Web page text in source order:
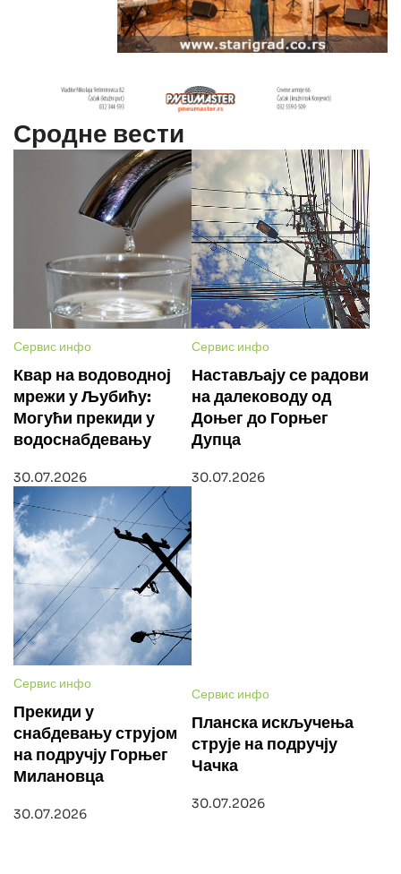
Сродне вести
Сервис инфо
Квар на водоводној
мрежи у Љубићу:
Могући прекиди у
водоснабдевању
30.07.2026
Сервис инфо
Настављају се радови
на далеководу од
Доњег до Горњег
Дупца
30.07.2026
Сервис инфо
Прекиди у
снабдевању струјом
на подручју Горњег
Милановца
30.07.2026
Сервис инфо
Планска искључења
струје на подручју
Чачка
30.07.2026